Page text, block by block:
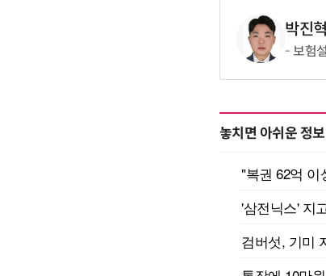
박진
보험
놓치면 아쉬운 정보